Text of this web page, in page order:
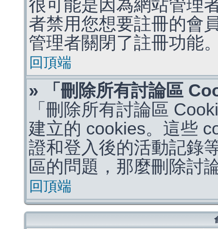
很可能是因為網站管理
者禁用您想要註冊的會
管理者關閉了註冊功能
回頂端
» 「刪除所有討論區
「刪除所有討論區
建立的 cookies。這些
證和登入後的活動記錄
區的問題，那麼刪除討
回頂端